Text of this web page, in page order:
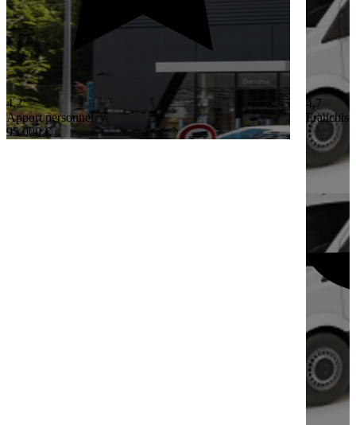
4,2
Apport personnel
95 000 €
4,7
Franchisé